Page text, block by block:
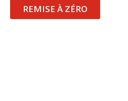
REMISE À ZÉRO